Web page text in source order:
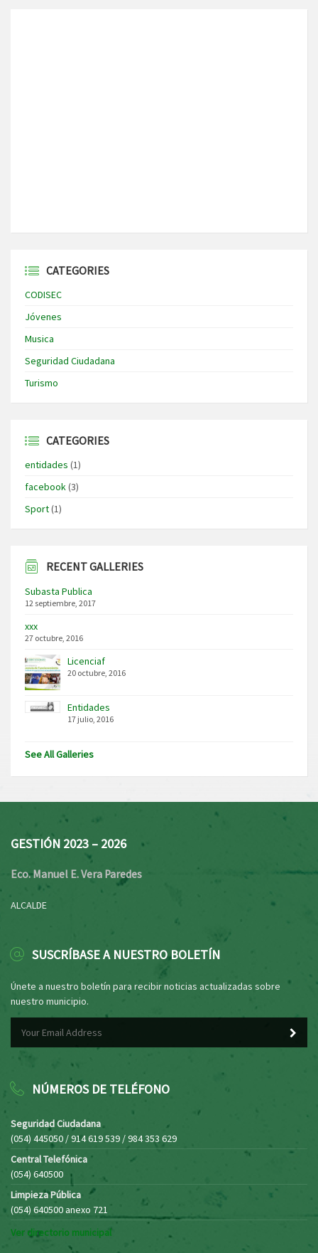
CATEGORIES
CODISEC
Jóvenes
Musica
Seguridad Ciudadana
Turismo
CATEGORIES
entidades (1)
facebook(3)
Sport(1)
RECENT GALLERIES
Subasta Publica
12 septiembre, 2017
xxx
27 octubre, 2016
Licenciaf
20 octubre, 2016
Entidades
17 julio, 2016
See All Galleries
GESTIÓN 2023 – 2026
Eco. Manuel E. Vera Paredes
ALCALDE
SUSCRÍBASE A NUESTRO BOLETÍN
Únete a nuestro boletín para recibir noticias actualizadas sobre
nuestro municipio.
NÚMEROS DE TELÉFONO
Seguridad Ciudadana
(054) 445050 / 914 619 539 / 984 353 629
Central Telefónica
(054) 640500
Limpieza Pública
(054) 640500 anexo 721
Ver directorio municipal